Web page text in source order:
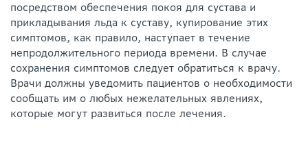
посредством обеспечения покоя для сустава и
прикладывания льда к суставу, купирование этих
симптомов, как правило, наступает в течение
непродолжительного периода времени. В случае
сохранения симптомов следует обратиться к врачу.
Врачи должны уведомить пациентов о необходимости
сообщать им о любых нежелательных явлениях,
которые могут развиться после лечения.